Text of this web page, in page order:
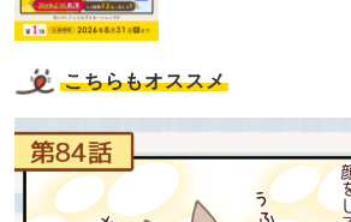
こちらもオススメ